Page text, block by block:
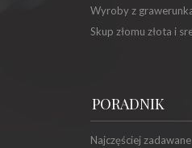
Wyroby z
Skup złomu złota i
PORADNIK
Najczęściej